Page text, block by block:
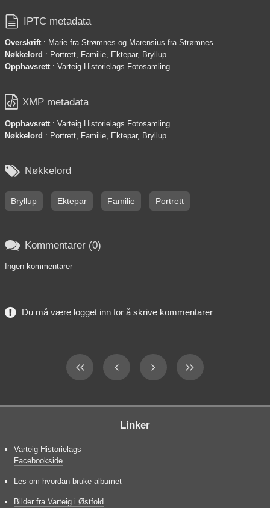
 IPTC metadata
Overskrift : Marie fra Strømnes og Marensius fra Strømnes
Nøkkelord : Portrett, Familie, Ektepar, Bryllup
Opphavsrett : Varteig Historielags Fotosamling
 XMP metadata
Opphavsrett : Varteig Historielags Fotosamling
Nøkkelord : Portrett, Familie, Ektepar, Bryllup
 Nøkkelord
Bryllup Ektepar Familie Portrett
 Kommentarer (0)
Ingen kommentarer
Du må være logget inn for å skrive kommentarer
Linker
Varteig Historielags
Facebookside
Les om hvordan bruke albumet
Bilder fra Varteig i Østfold